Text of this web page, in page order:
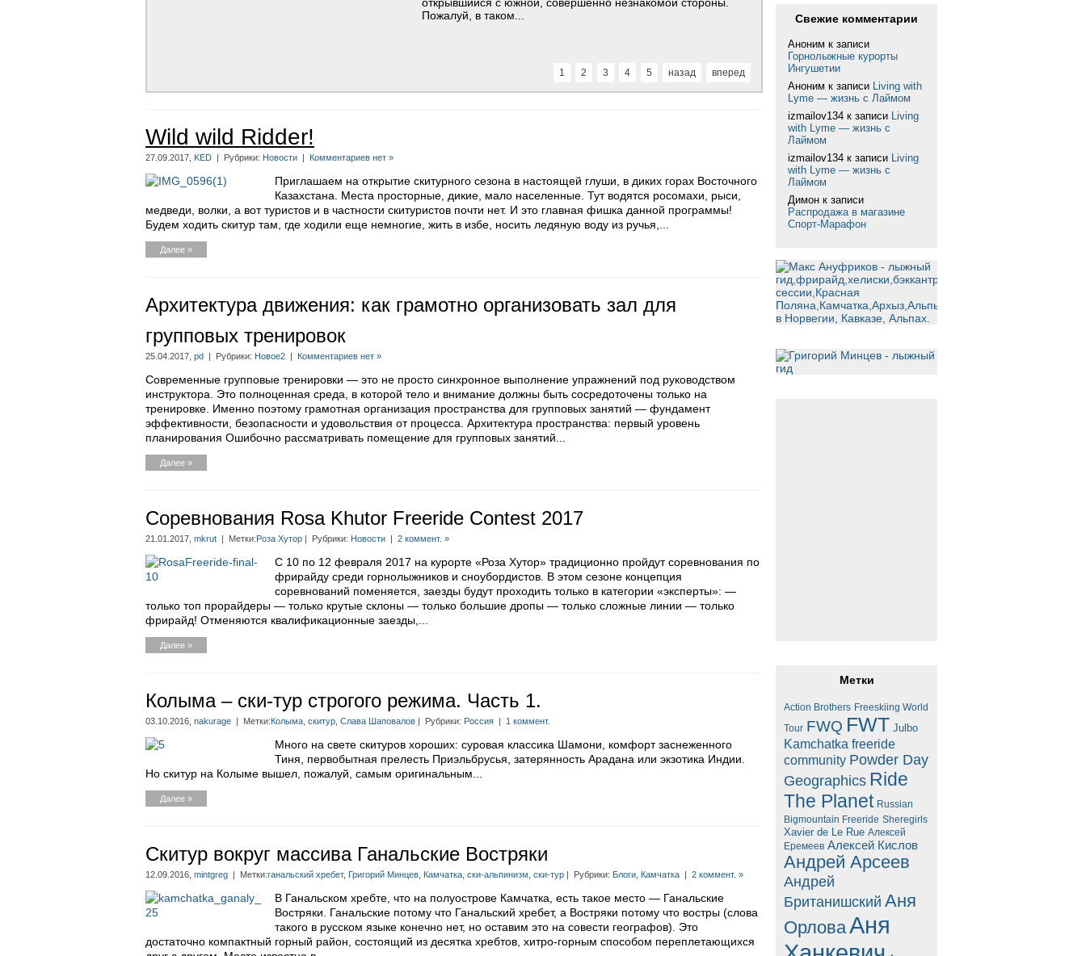
Анисимов и Иван Малахов.
же ждёт фрирайдеров сейчас в Цейском...
открывшийся с южной, совершенно незнакомой стороны.
Пожалуй, в таком...
1 2 3 4 5 назад вперед
Wild wild Ridder!
27.09.2017, KED | Рубрики: Новости Комментариев нет »
Приглашаем на открытие скитурного сезона в настоящей глуши, в диких горах Восточного
Казахстана. Места просторные, дикие, мало населенные. Тут водятся росомахи, рыси,
медведи, волки, а вот туристов и в частности скитуристов почти нет. И это главная фишка данной программы!
Будем ходить скитур там, где ходили еще немногие, жить в избе, носить ледяную воду из ручья,...
Далее »
Архитектура движения: как грамотно организовать зал для
групповых тренировок
25.04.2017, pd | Рубрики: Новое2 Комментариев нет »
Современные групповые тренировки — это не просто синхронное выполнение упражнений под руководством
инструктора. Это полноценная среда, в которой тело и внимание должны быть сосредоточены только на
тренировке. Именно поэтому грамотная организация пространства для групповых занятий — фундамент
эффективности, безопасности и удовольствия от процесса. Архитектура пространства: первый уровень
планирования Ошибочно рассматривать помещение для групповых занятий...
Далее »
Соревнования Rosa Khutor Freeride Contest 2017
21.01.2017, mkrut | Метки: Роза Хутор | Рубрики: Новости 2 коммент. »
C 10 по 12 февраля 2017 на курорте «Роза Хутор» традиционно пройдут соревнования по
фрирайду среди горнолыжников и сноубордистов. В этом сезоне концепция
соревнований поменяется, заезды будут проходить только в категории «эксперты»: —
только топ прорайдеры — только крутые склоны — только большие дропы — только сложные линии — только
фрирайд! Отменяются квалификационные заезды,...
Далее »
Колыма – ски-тур строгого режима. Часть 1.
03.10.2016, nakurage | Метки: Колыма скитур Слава Шаповалов | Рубрики: Россия 1 коммент.
Много на свете скитуров хороших: суровая классика Шамони, комфорт заснеженного
Тиня, первобытная прелесть Приэльбрусья, затерянность Арадана или экзотика Индии.
Но скитур на Колыме вышел, пожалуй, самым оригинальным...
Далее »
Скитур вокруг массива Ганальские Востряки
12.09.2016, mintgreg | Метки:ганальский хребет, Григорий Минцев Камчатка ски-альпинизм ски-тур | Рубрики: Блоги Камчатка 2 коммент. »
В Ганальском хребте, что на полуострове Камчатка, есть такое место — Ганальские
Востряки. Ганальские потому что Ганальский хребет, а Востряки потому что востры (слова
такого в русском языке конечно нет, но оставим это на совести географов). Это
достаточно компактный горный район, состоящий из десятка хребтов, хитро-горным способом переплетающихся
Свежие комментарии
Аноним к записи
Горнолыжные курорты
Ингушетии
Аноним к записи Living with
Lyme — жизнь с Лаймом
izmailov134 к записи Living
with Lyme — жизнь с
Лаймом
izmailov134 к записи Living
with Lyme — жизнь с
Лаймом
Димон к записи
Распродажа в магазине
Спорт-Марафон
Метки
Action Brothers Freeskiing World
Tour FWQ FWT Julbo
Kamchatka freeride
community Powder Day
Geographics Ride
The Planet Russian
Bigmountain Freeride Sheregirls
Xavier de Le Rue Алексей
Еремеев Алексей Кислов
Андрей Арсеев
Андрей
Британишский Аня
ОрловаАня